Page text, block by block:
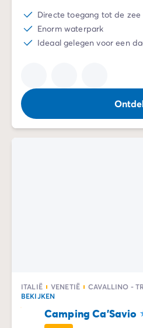
Directe toegang tot de zee
Enorm waterpark
Ideaal gelegen voor een
ITALIË VENETIË CAVALLINO -
BEKIJKEN
Camping Ca'Savio